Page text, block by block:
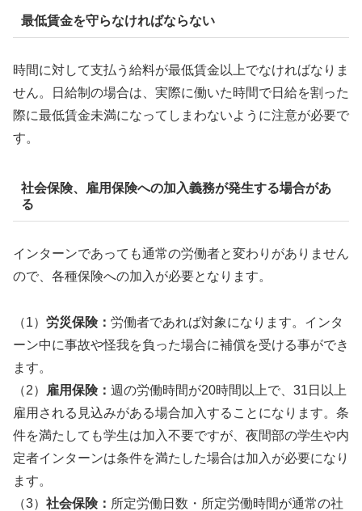
最低賃金を守らなければならない
時間に対して支払う給料が最低賃金以上でなければなりま
せん。日給制の場合は、実際に働いた時間で日給を割った
際に最低賃金未満になってしまわないように注意が必要で
す。
社会保険、雇用保険への加入義務が発生する場合があ
る
インターンであっても通常の労働者と変わりがありません
ので、各種保険への加入が必要となります。
（1） 労災保険： 労働者であれば対象になります。インタ
ーン中に事故や怪我を負った場合に補償を受ける事ができ
ます。
（2）
雇用保険： 週の労働時間が20時間以上で、31日以上
雇用される見込みがある場合加入することになります。条
件を満たしても学生は加入不要ですが、夜間部の学生や内
定者インターンは条件を満たした場合は加入が必要になり
ます。
（3） 社会保険： 所定労働日数・所定労働時間が通常の社